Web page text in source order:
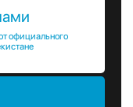
официального